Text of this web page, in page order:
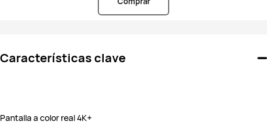
Características clave
Pantalla a color real 4K+